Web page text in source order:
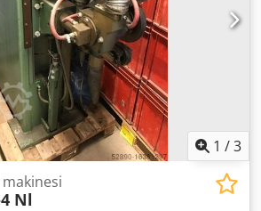
1 /3
Nl